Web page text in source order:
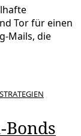
Tor für einen
Mails, die
STRATEGIEN
Bonds